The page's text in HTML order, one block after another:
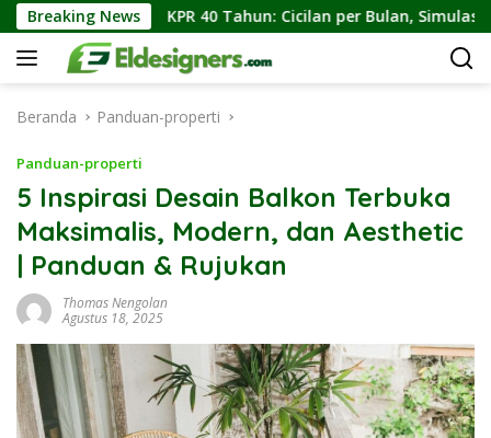
Langsung
ke
konten
Breaking News
KPR 40 Tahun: Cicilan per Bulan, Simulasi Angsuran, dan
Beranda Panduan-properti
Panduan-properti
5 Inspirasi Desain Balkon Terbuka
Maksimalis, Modern, dan Aesthetic
| Panduan & Rujukan
Thomas Nengolan
Agustus 18, 2025